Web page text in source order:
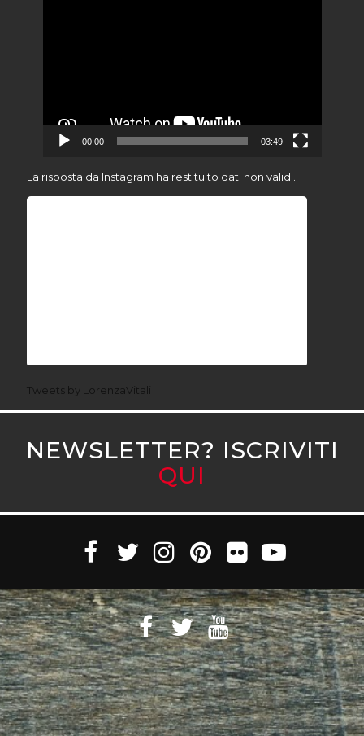
00:00 03:49
La risposta da Instagram ha restituito dati non validi.
Tweets by LorenzaVitali
NEWSLETTER? ISCRIVITI
QUI